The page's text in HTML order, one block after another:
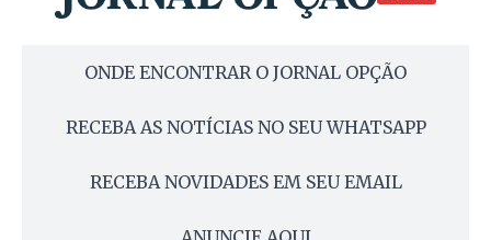
ONDE ENCONTRAR O JORNAL OPÇÃO
RECEBA AS NOTÍCIAS NO SEU WHATSAPP
RECEBA NOVIDADES EM SEU EMAIL